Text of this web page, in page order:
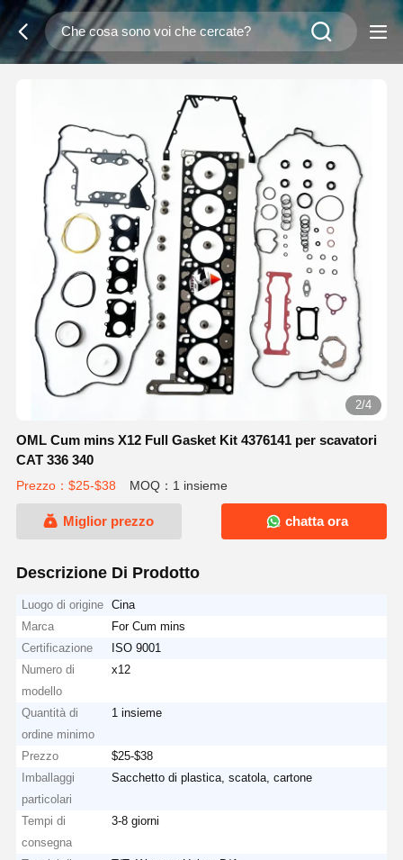
2/4
OML Cum mins X12 Full Gasket Kit 4376141 per scavatori
CAT 336 340
Prezzo：$25-$38 MOQ：1 insieme
Miglior prezzo chatta ora
Descrizione Di Prodotto
Luogo di origine
Cina
Marca
For Cum mins
Certificazione
ISO 9001
Numero di
modello
x12
Quantità di
ordine minimo
1 insieme
Prezzo
$25-$38
Imballaggi
particolari
Sacchetto di plastica, scatola, cartone
Tempi di
consegna
3-8 giorni